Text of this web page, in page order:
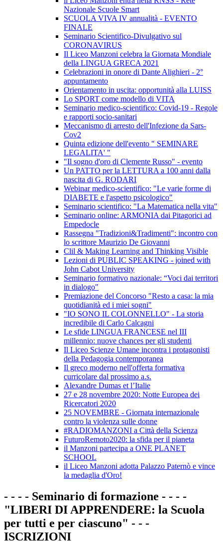
Nazionale Scuole Smart
SCUOLA VIVA IV annualità - EVENTO
FINALE
Seminario Scientifico-Divulgativo sul
CORONAVIRUS
Il Liceo Manzoni celebra la Giornata Mondiale
della LINGUA GRECA 2021
Celebrazioni in onore di Dante Alighieri - 2°
appuntamento
Orientamento in uscita: opportunità alla LUISS
Lo SPORT come modello di VITA
Seminario medico-scientifico: Covid-19 - Regole
e rapporti socio-sanitari
Meccanismo di arresto dell'Infezione da Sars-
Cov2
Quinta edizione dell'evento " SEMINARE
LEGALITA' "
"Il sogno d'oro di Clemente Russo" - evento
Un PATTO per la LETTURA a 100 anni dalla
nascita di G. RODARI
Webinar medico-scientifico: "Le varie forme di
DIABETE e l'aspetto psicologico"
Seminario scientifico: "La Matematica nella vita"
Seminario online: ARMONIA dai Pitagorici ad
Empedocle
Rassegna "Tradizioni&Tradimenti": incontro con
lo scrittore Maurizio De Giovanni
Clil & Making Learning and Thinking Visible
Lezioni di PUBLIC SPEAKING - joined with
John Cabot University
Seminario formativo nazionale: “Voci dai territori
in dialogo"
Premiazione del Concorso "Resto a casa: la mia
quotidianità ed i miei sogni"
"IO SONO IL COLONNELLO" - La storia
incredibile di Carlo Calcagni
Le sfide LINGUA FRANCESE nel III
millennio: nuove chances per gli studenti
Il Liceo Scienze Umane incontra i protagonisti
della Pedagogia contemporanea
Il greco moderno nell'offerta formativa
curricolare dal prossimo a.s.
Alexandre Dumas et l’Italie
27 e 28 novembre 2020: Notte Europea dei
Ricercatori 2020
25 NOVEMBRE - Giornata internazionale
contro la violenza sulle donne
#RADIOMANZONI a Città della Scienza
FuturoRemoto2020: la sfida per il pianeta
il Manzoni partecipa a ONE PLANET
SCHOOL
il Liceo Manzoni adotta Palazzo Paternò e vince
la medaglia d'Oro!
- - - - Seminario di formazione - - - -
"LIBERI DI APPRENDERE: la Scuola
per tutti e per ciascuno" - - -
ISCRIZIONI